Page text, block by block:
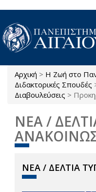
Παράκαμψη προς το κυρίως
Είστε εδώ
Αρχική > Η Ζωή στο
Διδακτορικές Σπουδές
Διαβουλεύσεις >
ΝΕΑ /
ΝΕΑ / ΔΕΛΤΙΑ